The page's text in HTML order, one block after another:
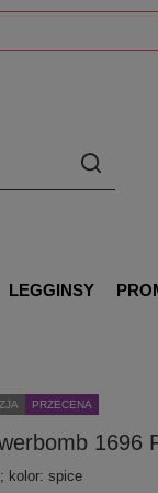
LEGGINSY
PRZECENA
1696
kolor: spice